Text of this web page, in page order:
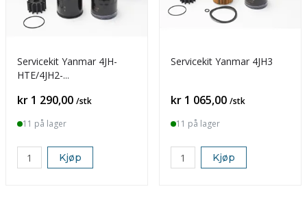
Servicekit Yanmar 4JH-
HTE/4JH2-
Pris
kr 1 290,00 /stk
11 på lager
Kjøp
Servicekit Yanmar 4JH3
Pris
kr 1 065,00 /stk
11 på lager
Kjøp